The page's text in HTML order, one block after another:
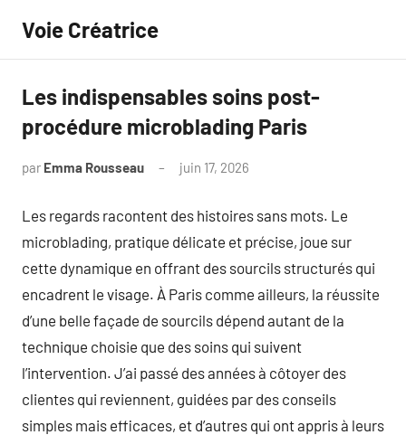
contenu
Voie Créatrice
Les indispensables soins post-
procédure microblading Paris
par Emma Rousseau juin 17, 2026
Les regards racontent des histoires sans mots. Le
microblading, pratique délicate et précise, joue sur
cette dynamique en offrant des sourcils structurés qui
encadrent le visage. À Paris comme ailleurs, la réussite
d’une belle façade de sourcils dépend autant de la
technique choisie que des soins qui suivent
l’intervention. J’ai passé des années à côtoyer des
clientes qui reviennent, guidées par des conseils
simples mais efficaces, et d’autres qui ont appris à leurs